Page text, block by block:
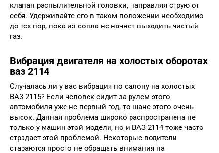
клапан распылительной головки, направляя струю от
себя. Удерживайте его в таком положении необходимо
до тех пор, пока из сопла не начнет выходить чистый
газ.
Вибрация двигателя на холостых оборотах
ваз 2114
Случалась ли у вас вибрация по салону на холостых
ВАЗ 2115? Если человек сидит за рулем этого
автомобиля уже не первый год, то шанс этого очень
высок. Данная проблема широко распространена не
только у машин этой модели, но и ВАЗ 2114 тоже часто
страдает этой проблемой. Некоторые водители
стараются просто не обращать внимания на